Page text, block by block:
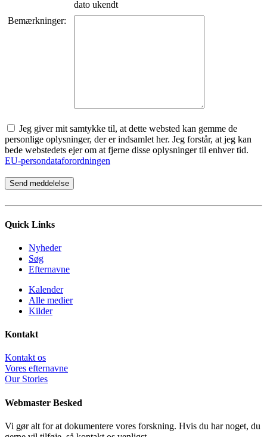
dato ukendt
Bemærkninger:
Jeg giver mit samtykke til, at dette websted kan gemme de
personlige oplysninger, der er indsamlet her. Jeg forstår, at jeg kan
bede webstedets ejer om at fjerne disse oplysninger til enhver tid.
EU-persondataforordningen
Quick Links
Nyheder
Søg
Efternavne
Kalender
Alle medier
Kilder
Kontakt
Kontakt os
Vores efternavne
Our Stories
Webmaster Besked
Vi gør alt for at dokumentere vores forskning. Hvis du har noget, du